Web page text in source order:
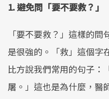
1. 避免問「要不要救？」
「要不要救？」這樣的
是很強的。「救」這個字
比方說我們常用的句子：
屠。」這也是為什麼，醫